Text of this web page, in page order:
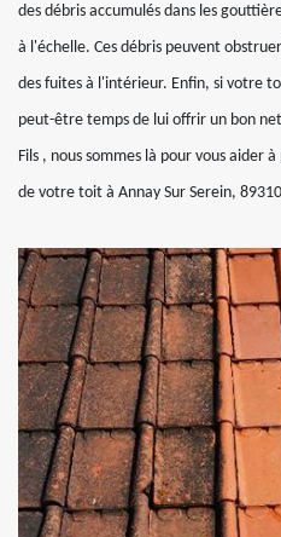
des débris accumulés dans les
à l'échelle. Ces débris peuvent
des fuites à l'intérieur. Enfin, si votre
peut-être temps de lui offrir un bon
Fils , nous sommes là pour vous aider
de votre toit à Annay Sur Serein,